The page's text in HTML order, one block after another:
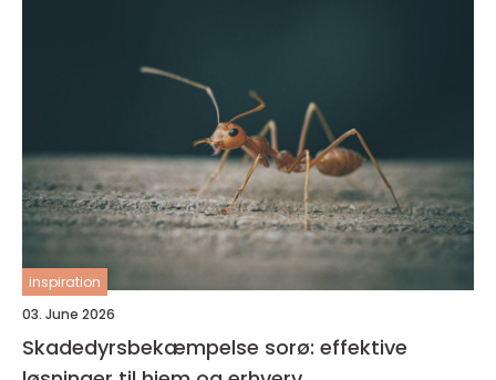
inspiration
03. June 2026
Skadedyrsbekæmpelse sorø: effektive